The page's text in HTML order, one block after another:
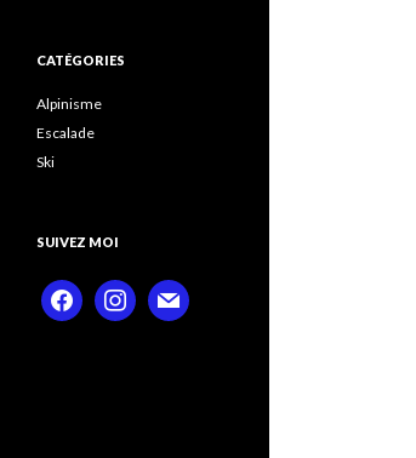
CATÉGORIES
Alpinisme
Escalade
Ski
SUIVEZ MOI